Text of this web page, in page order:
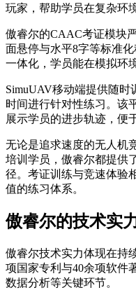
玩家，帮助学员在复杂环
傲睿尔的CAAC考证模块
面悬停与水平8字等标准
一体化，学员能在模拟环
SimuUAV移动端提供随
时间进行针对性练习。该
展示学员的进步轨迹，便
无论是追求速度的无人机
培训学员，傲睿尔都提供
径。考证训练与竞速体验
值的练习体系。
傲睿尔的技术实
傲睿尔技术实力体现在持
项国家专利与40余项软件
数据分析等关键环节。